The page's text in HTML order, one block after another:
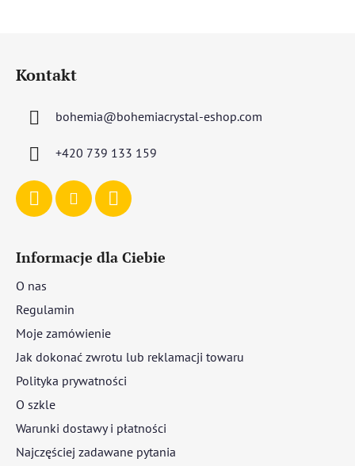
Kontakt
bohemia@bohemiacrystal-eshop.com
+420 739 133 159
Informacje dla Ciebie
O nas
Regulamin
Moje zamówienie
Jak dokonać zwrotu lub reklamacji towaru
Polityka prywatności
O szkle
Warunki dostawy i płatności
Najczęściej zadawane pytania